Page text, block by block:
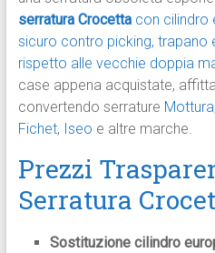
serratura Crocettacon cilindro
sicuro contro picking, trapano
rispetto alle vecchie doppia
case appena acquistate,
convertendo serrature Mottura,
Fichet, Iseo e altre marche.
Prezzi
Serratura
Sostituzione cilindro